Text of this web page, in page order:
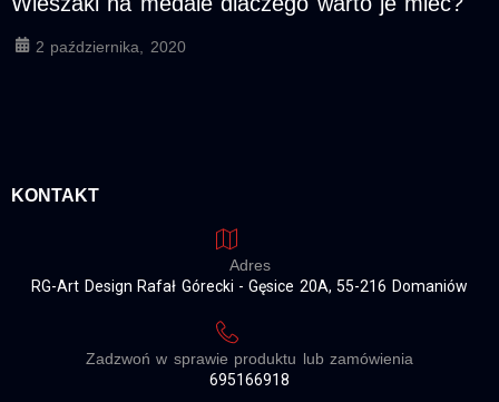
2 października, 2020
KONTAKT
Adres
RG-Art Design Rafał Górecki - Gęsice 20A, 55-216 Domaniów
Zadzwoń w sprawie produktu lub zamówienia
695166918